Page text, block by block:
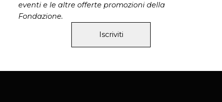
eventi e le altre offerte promozioni della
Fondazione.
Iscriviti